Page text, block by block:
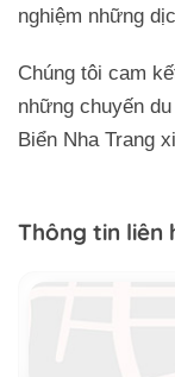
nghiệm những
Chúng tôi cam
những chuyến
Biển Nha Trang
Thông tin liên